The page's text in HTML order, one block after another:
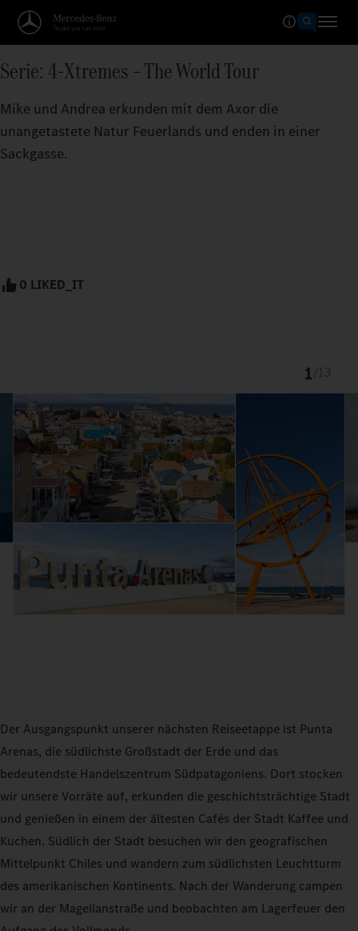
Serie: 4-Xtremes – The World Tour
Mike und Andrea erkunden mit dem Axor die
unangetastete Natur Feuerlands und enden in einer
Sackgasse.
0 LIKED_IT
1
Der Ausgangspunkt unserer nächsten Reiseetappe ist Punta
Arenas, die südlichste Großstadt der Erde und das
bedeutendste Handelszentrum Südpatagoniens. Dort stocken
wir unsere Vorräte auf, erkunden die geschichtsträchtige Stadt
und genießen in einem der ältesten Cafés der Stadt Kaffee und
Kuchen. Südlich der Stadt besuchen wir den geografischen
Mittelpunkt Chiles und wandern zum südlichsten Leuchtturm
des amerikanischen Kontinents. Nach der Wanderung campen
wir an der Magellanstraße und beobachten am Lagerfeuer den